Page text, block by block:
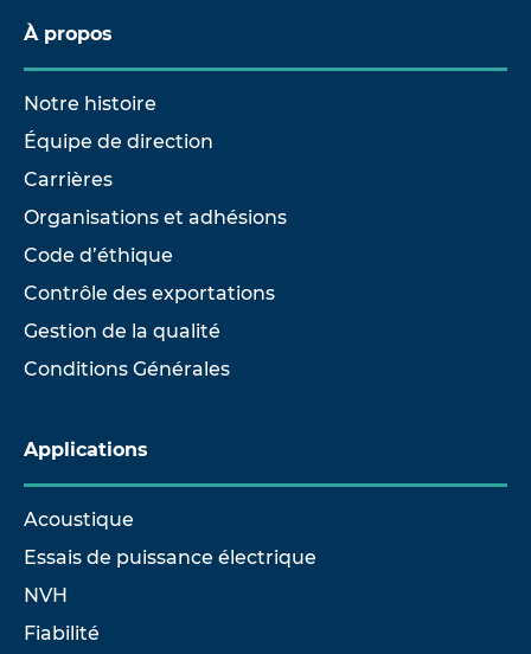
À propos
Notre histoire
Équipe de direction
Carrières
Organisations et adhésions
Code d’éthique
Contrôle des exportations
Gestion de la qualité
Conditions Générales
Applications
Acoustique
Essais de puissance électrique
NVH
Fiabilité